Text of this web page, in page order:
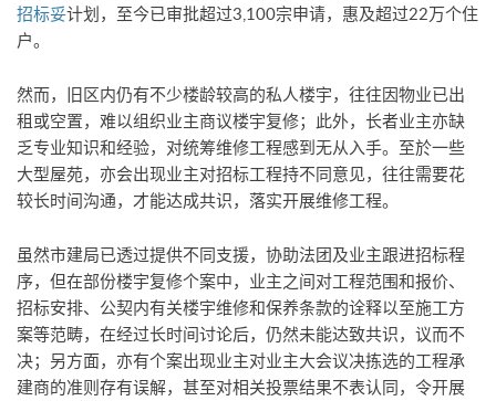
招标妥计划，至今已审批超过3,100宗申请，惠及超过22万个住
户。
然而，旧区内仍有不少楼龄较高的私人楼宇，往往因物业已出
租或空置，难以组织业主商议楼宇复修；此外，长者业主亦缺
乏专业知识和经验，对统筹维修工程感到无从入手。至於一些
大型屋苑，亦会出现业主对招标工程持不同意见，往往需要花
较长时间沟通，才能达成共识，落实开展维修工程。
虽然市建局已透过提供不同支援，协助法团及业主跟进招标程
序，但在部份楼宇复修个案中，业主之间对工程范围和报价、
招标安排、公契内有关楼宇维修和保养条款的诠释以至施工方
案等范畴，在经过长时间讨论后，仍然未能达致共识，议而不
决；另方面，亦有个案出现业主对业主大会议决拣选的工程承
建商的准则存有误解，甚至对相关投票结果不表认同，令开展